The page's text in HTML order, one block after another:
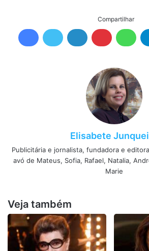
Compartilhar
Elisabete
Publicitária e jornalista, fundadora e
avó de Mateus, Sofia, Rafael, Natalia,
Marie
Veja também